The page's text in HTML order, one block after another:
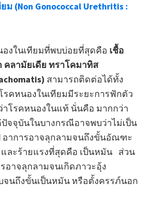
ม (Non Gonococcal Urethritis :
องในเทียมที่พบบ่อยที่สุดคือ เชื้อ
คลามัยเดีย ทราโคมาทิส
สามารถติดต่อได้ทั้ง
คหนองในเทียมมีระยะการฟักตัว
าโรคหนองในแท้ นั่นคือ มากกว่า
จจุบันในบางกรณีอาจพบว่าไม่เป็น
อาการอาจลุกลามจนถึงขั้นอัณฑะ
และร้ายแรงที่สุดคือ เป็นหมัน ส่วน
อาจลุกลามจนเกิดภาวะอุ้ง
จนถึงขั้นเป็นหมัน หรือตั้งครรภ์นอก